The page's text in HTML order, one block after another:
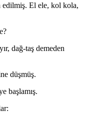
edilmiş. El ele, kol kola,
dağ-taş demeden
düşmüş.
başlamış.